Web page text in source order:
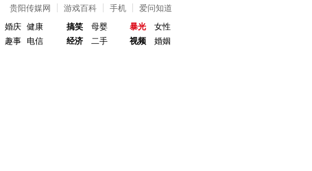
贵阳传媒网 游戏百科 手机
爱问知道
婚庆 健康
趣事 电信
搞笑
母婴
经济
二手
暴光
女性
视频
婚姻